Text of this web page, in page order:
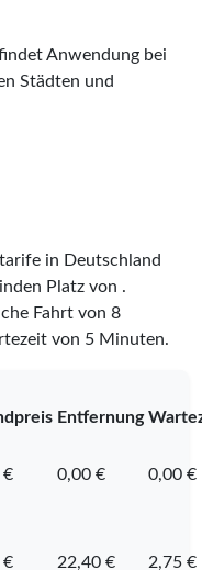
Anwendung bei
Städten und
in Deutschland
Platz von .
Fahrt von 8
von 5 Minuten.
Entfernung
€ 0,00 € 0,00 €
€ 22,40 € 2,75 €